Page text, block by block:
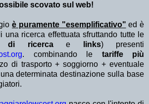
scovato sul web!
è puramente "esemplificativo" ed è
una ricerca effettuata sfruttando tutte le
di ricerca e links) presenti
. combinando le tariffe più
di trasporto + soggiorno + eventuale
determinata destinazione sulla base